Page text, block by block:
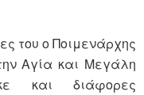
του ο Ποιμενάρχης
Αγία και Μεγάλη
και διάφορες